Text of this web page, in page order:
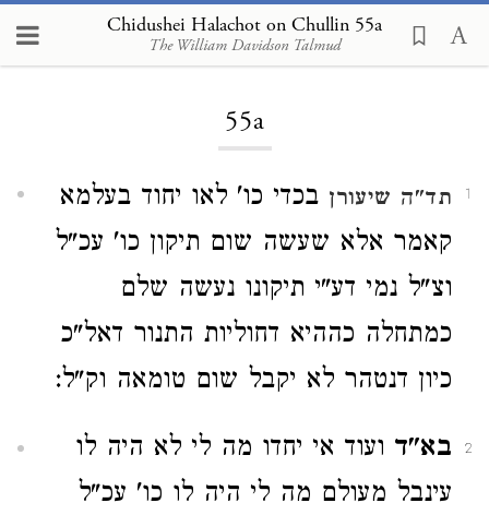
Chidushei Halachot on Chullin 55a
The William Davidson Talmud
Loading...
55a
1 תד"ה שיעורן בכדי כו' לאו יחוד בעלמא
קאמר אלא שעשה שום תיקון כו' עכ"ל
וצ"ל נמי דע"י תיקונו נעשה שלם
כמתחלה כההיא דחוליות התנור דאל"כ
כיון דנטהר לא יקבל שום טומאה וק"ל:
2 בא"ד ועוד אי יחדו מה לי לא היה לו
עינבל מעולם מה לי היה לו כו' עכ"ל